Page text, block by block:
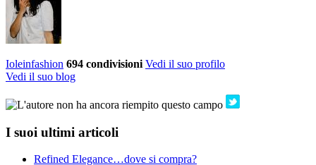
Ioleinfashion 694 condivisioni Vedi il suo profilo
Vedi il suo blog
I suoi ultimi articoli
Refined Elegance…dove si compra?